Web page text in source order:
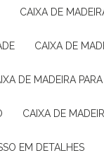
CAIXA DE
CAIXA DE
DE MADEIRA
CAIXA DE
EM DETALHES